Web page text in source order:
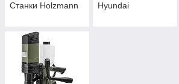
Станки Holzmann Hyundai